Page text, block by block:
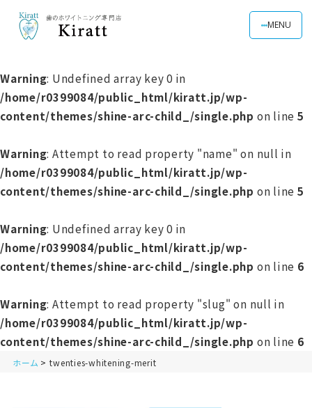
MENU
Warning: Undefined array key 0 in
/home/r0399084/public_html/kiratt.jp/wp-
content/themes/shine-arc-child_/single.php on line 5
Warning: Attempt to read property "name" on null in
/home/r0399084/public_html/kiratt.jp/wp-
content/themes/shine-arc-child_/single.php on line 5
Warning: Undefined array key 0 in
/home/r0399084/public_html/kiratt.jp/wp-
content/themes/shine-arc-child_/single.php on line 6
Warning: Attempt to read property "slug" on null in
/home/r0399084/public_html/kiratt.jp/wp-
content/themes/shine-arc-child_/single.php on line 6
ホーム twenties-whitening-merit